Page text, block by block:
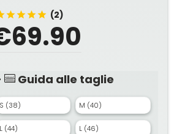
(2)
Guida alle taglie
S (38) M (40)
L (44) L (46)